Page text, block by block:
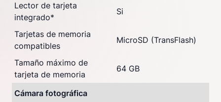
Lector de tarjeta
integrado*
Si
Tarjetas de memoria
compatibles
MicroSD (TransFlash)
Tamaño máximo de
tarjeta de memoria
64 GB
Cámara fotográfica